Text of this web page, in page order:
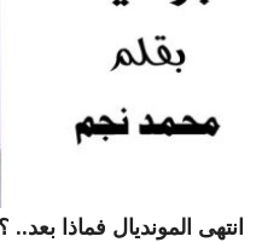
انتهى المونديال فماذا بعد.. ؟